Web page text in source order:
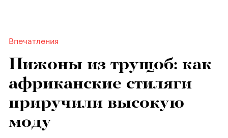
Впечатления
Пижоны из трущоб: как
африканские стиляги
приручили высокую
моду